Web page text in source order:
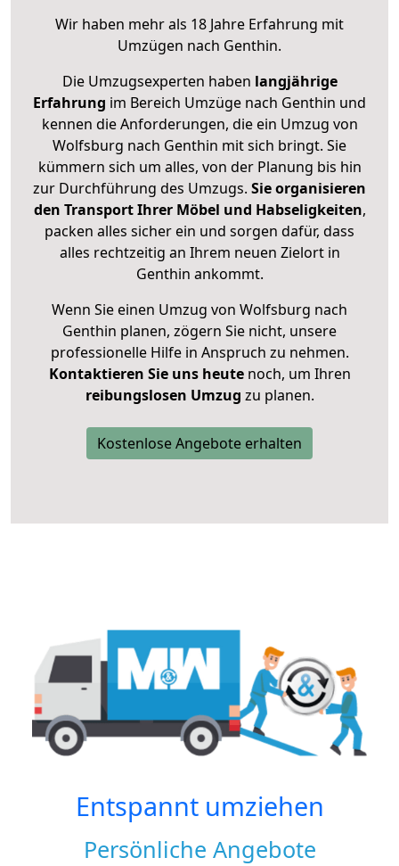
Wir haben mehr als 18 Jahre Erfahrung mit
Umzügen nach Genthin.
Die Umzugsexperten haben langjährige
Erfahrung im Bereich Umzüge nach Genthin und
kennen die Anforderungen, die ein Umzug von
Wolfsburg nach Genthin mit sich bringt. Sie
kümmern sich um alles, von der Planung bis hin
zur Durchführung des Umzugs. Sie organisieren
den Transport Ihrer Möbel und Habseligkeiten,
packen alles sicher ein und sorgen dafür, dass
alles rechtzeitig an Ihrem neuen Zielort in
Genthin ankommt.
Wenn Sie einen Umzug von Wolfsburg nach
Genthin planen, zögern Sie nicht, unsere
professionelle Hilfe in Anspruch zu nehmen.
Kontaktieren Sie uns heutenoch, um Ihren
reibungslosen Umzug zu planen.
Kostenlose Angebote erhalten
Entspannt umziehen
Persönliche Angebote